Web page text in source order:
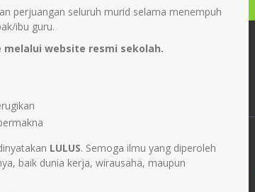
perjuangan seluruh murid selama menempuh
ibu guru.
website resmi sekolah.
LULUS. Semoga ilmu yang diperoleh
baik dunia kerja, wirausaha, maupun